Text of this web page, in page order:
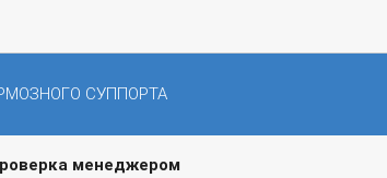
СУППОРТА
менеджером